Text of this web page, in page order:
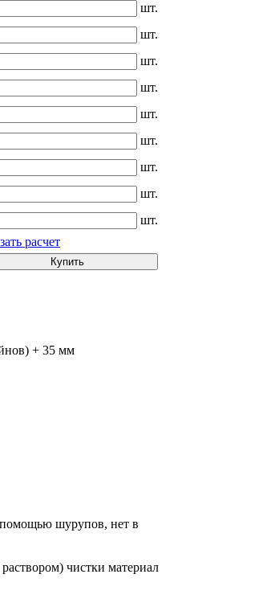
шт.
шт.
шт.
шт.
шт.
шт.
шт.
шт.
шт.
расчет
Купить
+ 35 мм
помощью шурупов, нет в
чистки материал